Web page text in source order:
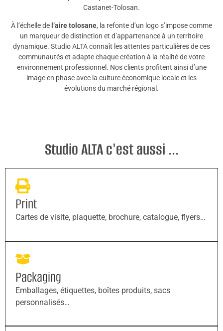
Castanet-Tolosan.
À l’échelle de l’aire tolosane, la refonte d’un logo s’impose comme
un marqueur de distinction et d’appartenance à un territoire
dynamique. Studio ALTA connaît les attentes particulières de ces
communautés et adapte chaque création à la réalité de votre
environnement professionnel. Nos clients profitent ainsi d’une
image en phase avec la culture économique locale et les
évolutions du marché régional.
Studio ALTA c'est aussi ...
Print
Cartes de visite, plaquette, brochure, catalogue, flyers…
Packaging
Emballages, étiquettes, boîtes produits, sacs
personnalisés…